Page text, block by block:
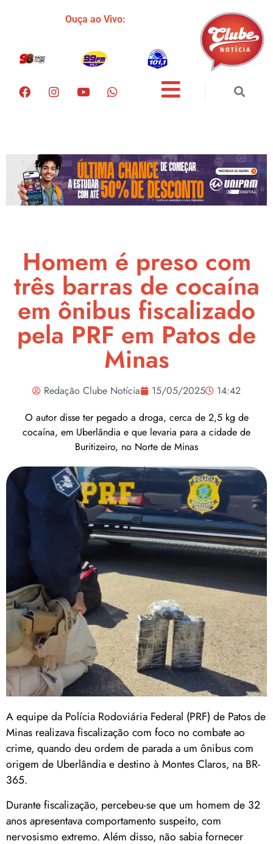
Ouça ao Vivo:
Homem é preso com
três barras de cocaína
em ônibus fiscalizado
pela PRF em Patos de
Minas
Redação Clube Notícia 15/05/2025
14:42
O autor disse ter pegado a droga, cerca de 2,5 kg de
cocaína, em Uberlândia e que levaria para a cidade de
Buritizeiro, no Norte de Minas
A equipe da Polícia Rodoviária Federal (PRF) de Patos de
Minas realizava fiscalização com foco no combate ao
crime, quando deu ordem de parada a um ônibus com
origem de Uberlândia e destino à Montes Claros, na BR-
365.
Durante fiscalização, percebeu-se que um homem de 32
anos apresentava comportamento suspeito, com
nervosismo extremo. Além disso, não sabia fornecer